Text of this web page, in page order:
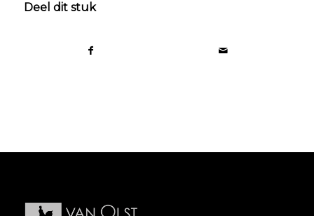
Deel dit stuk